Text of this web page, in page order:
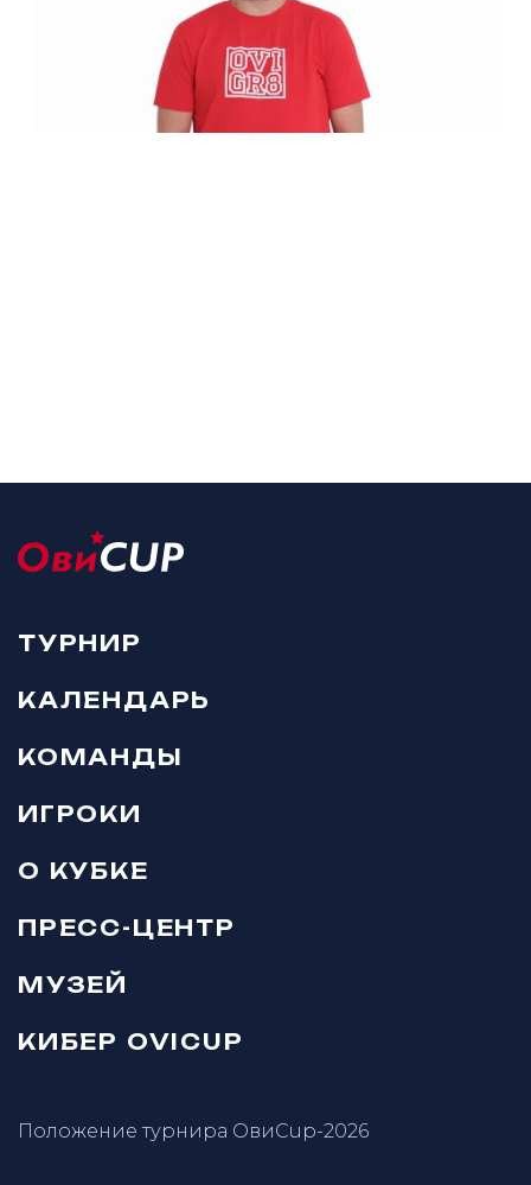
ТУРНИР
КАЛЕНДАРЬ
КОМАНДЫ
ИГРОКИ
О КУБКЕ
ПРЕСС-ЦЕНТР
МУЗЕЙ
КИБЕР OVICUP
Положение турнира ОвиCup-2026